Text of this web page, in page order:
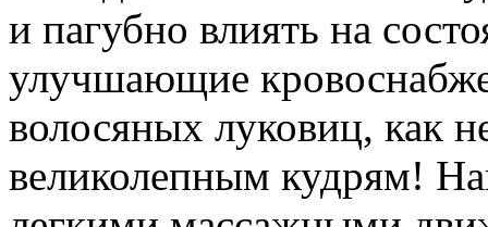
и пагубно влиять на
улучшающие
волосяных луковиц, как
великолепным кудрям!